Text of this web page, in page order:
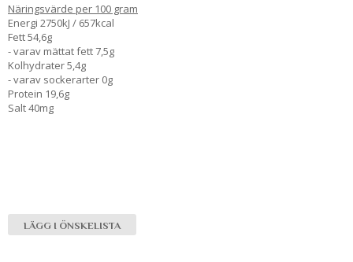
Näringsvärde per 100 gram
Energi 2750kJ / 657kcal
Fett 54,6g
- varav mättat fett 7,5g
Kolhydrater 5,4g
- varav sockerarter 0g
Protein 19,6g
Salt 40mg
LÄGG I ÖNSKELISTA